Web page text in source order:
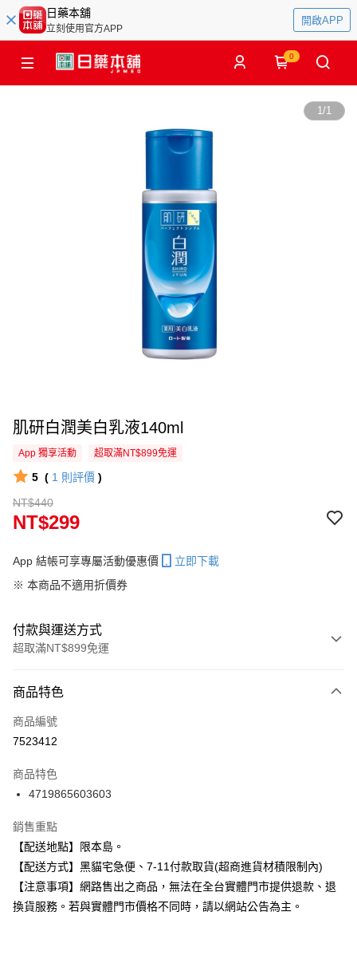
日藥本舖
立刻使用官方APP
開啟APP
0
1/1
肌研白潤美白乳液140ml
App 獨享活動 超取滿NT$899免運
5 ( 1 則評價 )
NT$440
NT$299
App 結帳可享專屬活動優惠價
立即下載
※ 本商品不適用折價券
付款與運送方式
超取滿NT$899免運
信用卡一次付款
超商取貨付款
Apple Pay
街口支付
悠遊付
Google Pay
全盈+PAY
商品特色
商品編號
7523412
商品特色
4719865603603
銷售重點
【配送地點】限本島。
【配送方式】黑貓宅急便、7-11付款取貨(超商進貨材積限制內)
【注意事項】網路售出之商品，無法在全台實體門市提供退款、退
換貨服務。若與實體門市價格不同時，請以網站公告為主。